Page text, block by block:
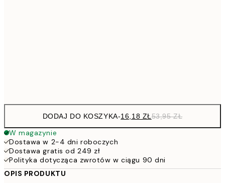
DODAJ DO KOSZYKA-16,18 ZŁ 53,95 ZŁ
W magazynie
Dostawa w 2-4 dni roboczych
Dostawa gratis od 249 zł
Polityka dotycząca zwrotów w ciągu 90 dni
OPIS PRODUKTU